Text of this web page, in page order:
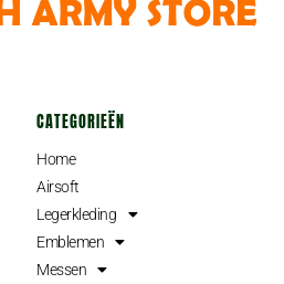
CATEGORIEËN
Home
Airsoft
Legerkleding
Emblemen
Messen